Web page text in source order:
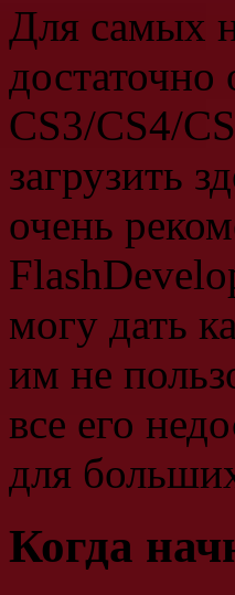
Для самых
CS3/CS4/
загрузить
очень
могу дать
им не
все его
для
Когда